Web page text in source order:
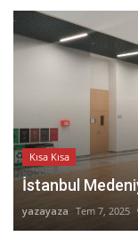
Kısa Kısa
İstanbul
yazayaza Tem 7, 2025